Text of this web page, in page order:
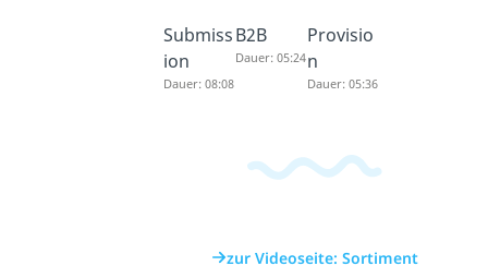
Submiss
ion
Dauer: 08:08
B2B
Dauer: 05:24
Provisio
n
Dauer: 05:36
zur Videoseite: Sortiment